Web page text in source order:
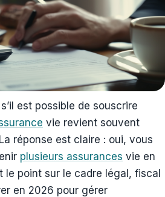
est possible de souscrire
vie revient souvent
réponse est claire : oui, vous
plusieurs assurances vie en
le point sur le cadre légal, fiscal
en 2026 pour gérer